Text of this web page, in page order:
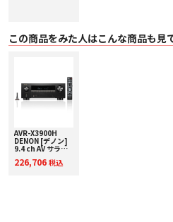
■ 特長
【開発コンセプト】
考えに基づいています。
【正確な音を実現する独創の技術】
○ エッグシェル・コンストラクション
を妨げず、回折効果や内部定在波を抑制し
○ オリジナルフルレンジスピーカーユニ
軽量で、高剛性と適度な内部損失を持つ
載。素速く正確なストロークを実現してい
○ ディフュージョン・ステー
この商品をみた人はこんな商品も見
AVR-X3900H
DENON [デノン]
9.4 ch AV サラウ
アンプ 下取り査定
226,706 税込